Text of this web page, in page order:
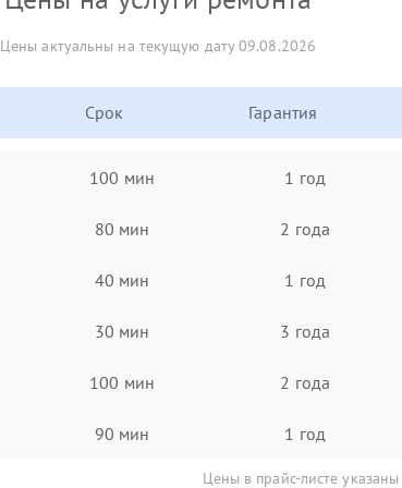
Цены актуальны на текущую дату 09.08.2026
Срок Гарантия
100 мин 1 год
80 мин 2 года
40 мин 1 год
30 мин 3 года
100 мин 2 года
90 мин 1 год
Цены в прайс-листе